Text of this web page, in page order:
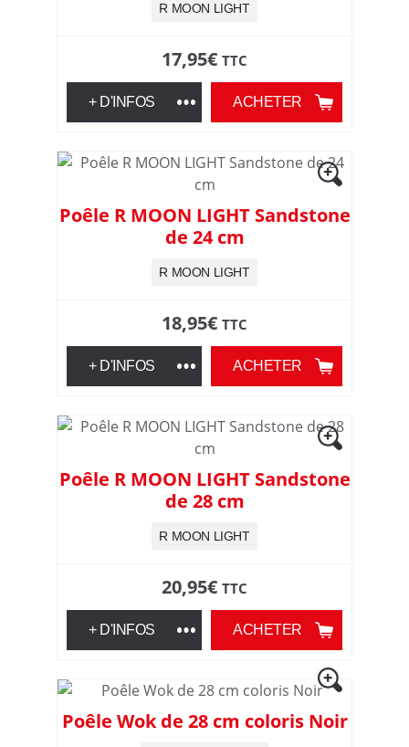
R MOON LIGHT
17,95€ TTC
ACHETER
+ D'INFOS
Poêle R MOON LIGHT Sandstone
de 24 cm
R MOON LIGHT
18,95€ TTC
ACHETER
+ D'INFOS
Poêle R MOON LIGHT Sandstone
de 28 cm
R MOON LIGHT
20,95€ TTC
ACHETER
+ D'INFOS
Poêle Wok de 28 cm coloris Noir